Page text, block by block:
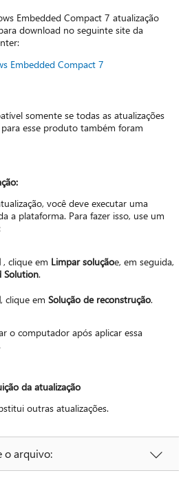
Embedded Compact 7 atualização
download no seguinte site da
Embedded Compact 7
somente se todas as atualizações
esse produto também foram
você deve executar uma
a plataforma. Para fazer isso, use um
, clique em Limpar soluçãoe, em seguida,
Solution.
, clique emSolução de reconstrução.
o computador após aplicar essa
da atualização
outras atualizações.
o arquivo: